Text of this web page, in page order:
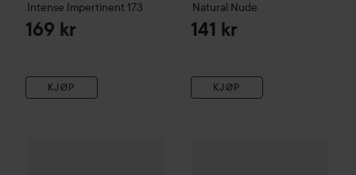
Intense Impertinent 173
169 kr
KJØP
Natural Nude
141 kr
KJØP